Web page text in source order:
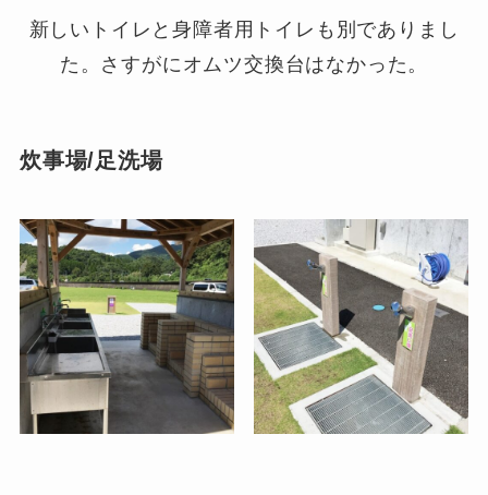
新しいトイレと身障者用トイレも別でありまし
た。さすがにオムツ交換台はなかった。
炊事場/足洗場